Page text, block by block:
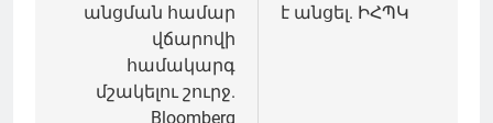
անցման համար
վճարովի
համակարգ
մշակելու շուրջ.
Bloomberg
է անցել. ԻՀՊԿ